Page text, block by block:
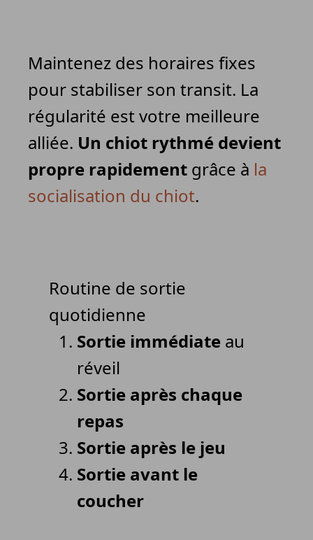
Maintenez des horaires fixes
pour stabiliser son transit. La
régularité est votre meilleure
alliée. Un chiot rythmé devient
propre rapidement grâce à la
socialisation du chiot.
Routine de sortie
quotidienne
Sortie immédiate au
réveil
Sortie après chaque
repas
Sortie après le jeu
Sortie avant le
coucher